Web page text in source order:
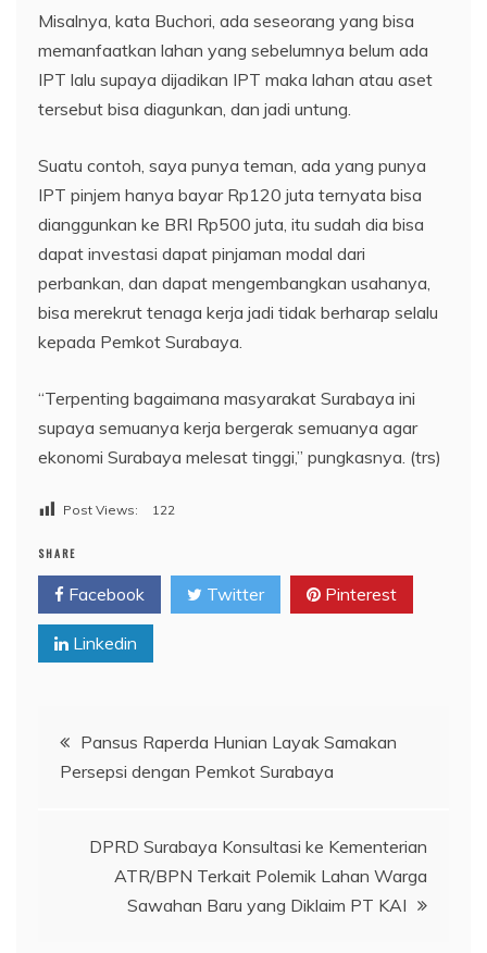
Misalnya, kata Buchori, ada seseorang yang bisa
memanfaatkan lahan yang sebelumnya belum ada
IPT lalu supaya dijadikan IPT maka lahan atau aset
tersebut bisa diagunkan, dan jadi untung.
Suatu contoh, saya punya teman, ada yang punya
IPT pinjem hanya bayar Rp120 juta ternyata bisa
dianggunkan ke BRI Rp500 juta, itu sudah dia bisa
dapat investasi dapat pinjaman modal dari
perbankan, dan dapat mengembangkan usahanya,
bisa merekrut tenaga kerja jadi tidak berharap selalu
kepada Pemkot Surabaya.
“Terpenting bagaimana masyarakat Surabaya ini
supaya semuanya kerja bergerak semuanya agar
ekonomi Surabaya melesat tinggi,” pungkasnya. (trs)
Post Views: 122
SHARE
Facebook Twitter Pinterest
Linkedin
Navigasi
pos
Pansus Raperda Hunian Layak Samakan
Persepsi dengan Pemkot Surabaya
DPRD Surabaya Konsultasi ke Kementerian
ATR/BPN Terkait Polemik Lahan Warga
Sawahan Baru yang Diklaim PT KAI